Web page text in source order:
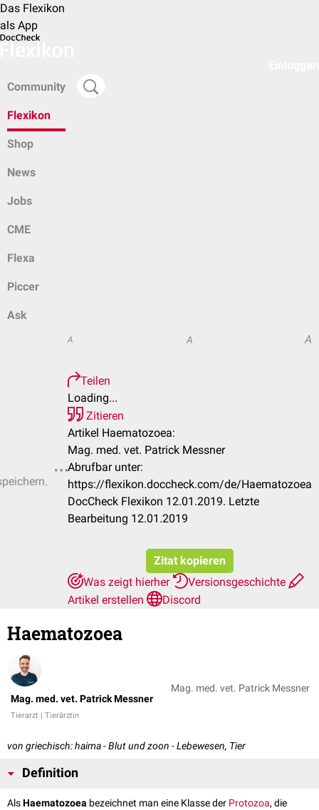
Das Flexikon
als App
Community
Flexikon
Shop
News
Jobs
CME
Flexa
Piccer
Ask
A A A
Teilen
Loading...
Zitieren
Artikel Haematozoea:
Mag. med. vet. Patrick Messner
Abrufbar unter:
https://flexikon.doccheck.com/de/Haematozoea
DocCheck Flexikon 12.01.2019. Letzte
Bearbeitung 12.01.2019
Zitat kopieren
Was zeigt hierher
Versionsgeschichte
Artikel erstellen
Discord
Haematozoea
Mag. med. vet. Patrick Messner
Tierarzt | Tierärztin
Mag. med. vet. Patrick Messner
von griechisch: haima - Blut und zoon - Lebewesen, Tier
Definition
AlsHaematozoea bezeichnet man eine Klasse der Protozoa, die